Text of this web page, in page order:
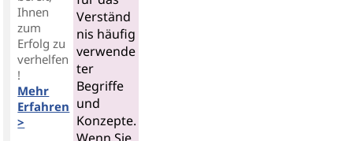
Ihnen
zum
Erfolg zu
verhelfen
!
Mehr
Erfahren
>
Verständ
nis häufig
verwende
ter
Begriffe
und
Konzepte.